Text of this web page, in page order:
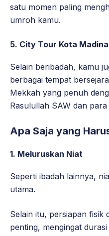
satu momen paling
umroh kamu.
5. City Tour Kota
Selain beribadah, kamu
berbagai tempat
Mekkah yang penuh
Rasulullah SAW dan para
Apa Saja yang
1. Meluruskan Niat
Seperti ibadah lainnya,
utama.
Selain itu, persiapan fisik
penting, mengingat